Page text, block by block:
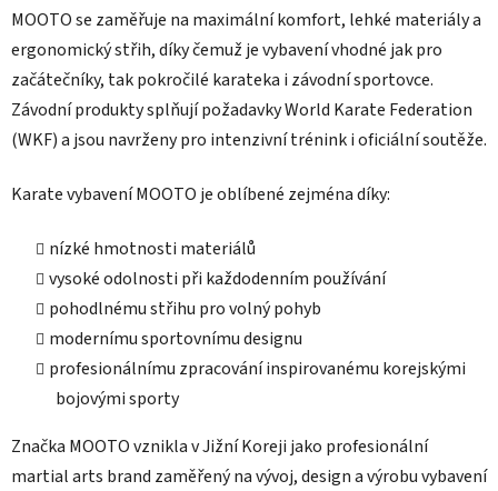
i
s
u
MOOTO se zaměřuje na maximální komfort, lehké materiály a
ergonomický střih, díky čemuž je vybavení vhodné jak pro
začátečníky, tak pokročilé karateka i závodní sportovce.
Závodní produkty splňují požadavky World Karate Federation
(WKF) a jsou navrženy pro intenzivní trénink i oficiální soutěže.
Karate vybavení MOOTO je oblíbené zejména díky:
nízké hmotnosti materiálů
vysoké odolnosti při každodenním používání
pohodlnému střihu pro volný pohyb
modernímu sportovnímu designu
profesionálnímu zpracování inspirovanému korejskými
bojovými sporty
Značka MOOTO vznikla v Jižní Koreji jako profesionální
martial arts brand zaměřený na vývoj, design a výrobu vybavení